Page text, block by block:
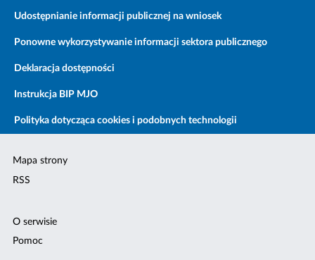
Udostępnianie informacji publicznej na wniosek
Ponowne wykorzystywanie informacji sektora publicznego
Deklaracja dostępności
Instrukcja BIP MJO
Polityka dotycząca cookies i podobnych technologii
Mapa strony
RSS
O serwisie
Pomoc